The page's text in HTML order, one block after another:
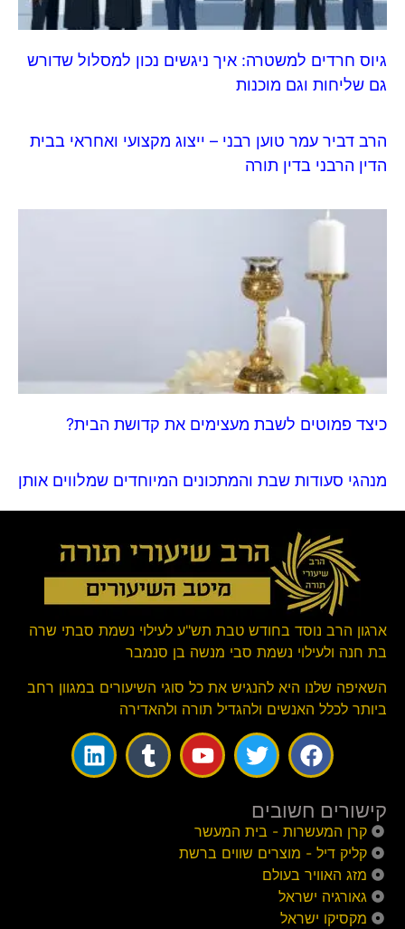
גיוס חרדים למשטרה: איך ניגשים נכון למסלול שדורש
גם שליחות וגם מוכנות
הרב דביר עמר טוען רבני – ייצוג מקצועי ואחראי בבית
הדין הרבני בדין תורה
כיצד פמוטים לשבת מעצימים את קדושת הבית?
מנהגי סעודות שבת והמתכונים המיוחדים שמלווים אותן
ארגון הרב נוסד בחודש טבת תש"ע לעילוי נשמת סבתי שרה
בת חנה ולעילוי נשמת סבי מנשה בן סנמבר
השאיפה שלנו היא להנגיש את כל סוגי השיעורים במגוון רחב
ביותר לכלל האנשים ולהגדיל תורה ולהאדירה
קישורים חשובים
קרן המעשרות - בית המעשר
קליק דיל - מוצרים שווים ברשת
מזג האוויר בעולם
גאורגיה ישראל
מקסיקו ישראל